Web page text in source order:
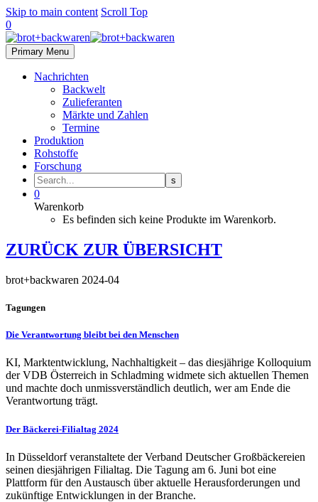
Skip to main content Scroll Top
0
Primary Menu
Nachrichten
Backwelt
Zulieferanten
Märkte und Zahlen
Termine
Produktion
Rohstoffe
Forschung
0
Warenkorb
Es befinden sich keine Produkte im Warenkorb.
ZURÜCK ZUR ÜBERSICHT
brot+backwaren 2024-04
Tagungen
Die Verantwortung bleibt bei den Menschen
KI, Marktentwicklung, Nachhaltigkeit – das diesjährige Kolloquium
der VDB Österreich in Schladming widmete sich aktuellen Themen
und machte doch unmissverständlich deutlich, wer am Ende die
Verantwortung trägt.
Der Bäckerei-Filialtag 2024
In Düsseldorf veranstaltete der Verband Deutscher Großbäckereien
seinen diesjährigen Filialtag. Die Tagung am 6. Juni bot eine
Plattform für den Austausch über aktuelle Herausforderungen und
zukünftige Entwicklungen in der Branche.